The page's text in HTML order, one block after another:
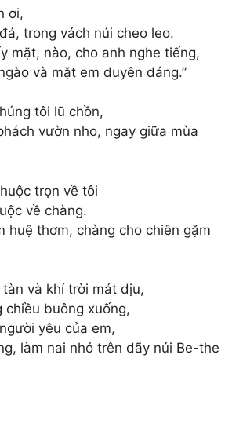
ơi,
trong vách núi cheo leo.
mặt, nào, cho anh nghe tiếng,
và mặt em duyên dáng.”
tôi lũ chồn,
vườn nho, ngay giữa mùa
trọn về tôi
về chàng.
huệ thơm, chàng cho chiên gặm
và khí trời mát dịu,
buông xuống,
yêu của em,
làm nai nhỏ trên dãy núi Be-the